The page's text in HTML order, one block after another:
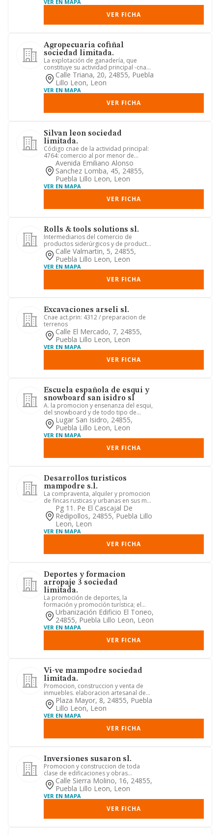
VER EN MAPA
VER FICHA
Agropecuaria cofiñal
sociedad limitada.
La explotación de ganadería, que
constituye su actividad principal -cnae
1.41-. la comercialización...
Calle Triana, 20, 24855, Puebla
Lillo Leon, Leon
VER EN MAPA
VER FICHA
Silvan leon sociedad
limitada.
Código cnae de la actividad principal:
4764: comercio al por menor de
artículos deportivos en estab...
Avenida Emiliano Alonso
Sanchez Lomba, 45, 24855,
Puebla Lillo Leon, Leon
VER EN MAPA
VER FICHA
Rolls & tools solutions sl.
Intermediarios del comercio de
productos siderúrgicos y de productos
industriales.
Calle Valmartin, 5, 24855,
Puebla Lillo Leon, Leon
VER EN MAPA
VER FICHA
Excavaciones arseli sl.
Cnae act.prin: 4312 / preparacion de
terrenos
Calle El Mercado, 7, 24855,
Puebla Lillo Leon, Leon
VER EN MAPA
VER FICHA
Escuela española de esqui y
snowboard san isidro sl
A. la promocion y ensenanza del esqui,
del snowboard y de todo tipo de
deportes de invierno. b. la ...
Lugar San Isidro, 24855,
Puebla Lillo Leon, Leon
VER EN MAPA
VER FICHA
Desarrollos turisticos
mampodre s.l.
La compraventa, alquiler y promocion
de fincas rusticas y urbanas en sus mas
amplios terminos y act...
Pg 11. Pe El Cascajal De
Redipollos, 24855, Puebla Lillo
Leon, Leon
VER EN MAPA
VER FICHA
Deportes y formacion
arropaje 3 sociedad
limitada.
La promoción de deportes, la
formación y promoción turística; el
alquiler y la venta de material de...
Urbanización Edificio El Toneo,
24855, Puebla Lillo Leon, Leon
VER EN MAPA
VER FICHA
Vi-ve mampodre sociedad
limitada.
Promocion, construccion y venta de
inmuebles. elaboracion artesanal de
chocolate. venta y distribuc...
Plaza Mayor, 8, 24855, Puebla
Lillo Leon, Leon
VER EN MAPA
VER FICHA
Inversiones susaron sl.
Promocion y construccion de toda
clase de edificaciones y obras
edificios, chalets, urbanizaciones,...
Calle Sierra Molino, 16, 24855,
Puebla Lillo Leon, Leon
VER EN MAPA
VER FICHA